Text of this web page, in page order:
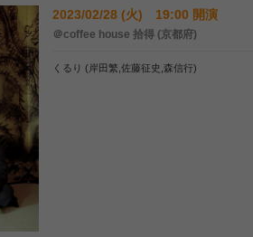
2023/02/28 (火) 19:00 開演
＠coffee house 拾得 (京都府)
くるり (岸田繁,佐藤征史,森信行)